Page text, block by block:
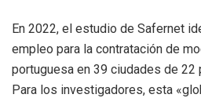
En 2022, el estudio de Safernet
empleo para la contratación de
portuguesa en 39 ciudades de
Para los investigadores, esta